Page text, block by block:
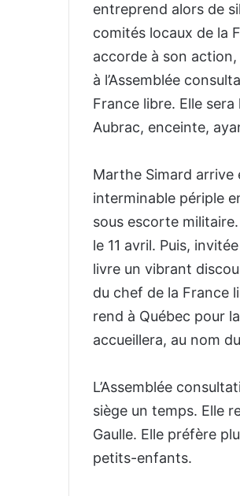
entreprend alors de
comités locaux de la
accorde à son
à l’Assemblée
France libre. Elle
Aubrac, enceinte,
Marthe Simard arrive
interminable périple
sous escorte
le 11 avril. Puis,
livre un vibrant
du chef de la France
rend à Québec pour
accueillera, au nom
L’Assemblée
siège un temps. Elle
Gaulle. Elle préfère
petits-enfants.